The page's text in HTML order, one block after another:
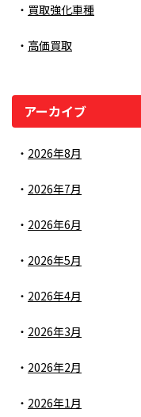
買取強化車種
高価買取
アーカイブ
2026年8月
2026年7月
2026年6月
2026年5月
2026年4月
2026年3月
2026年2月
2026年1月